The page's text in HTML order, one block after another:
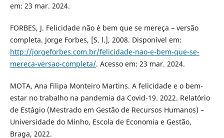
em: 23 mar. 2024.
FORBES, J. Felicidade não é bem que se mereça – versão
completa. Jorge Forbes, [S. l.], 2008. Disponível em:
http://jorgeforbes.com.br/felicidade-nao-e-bem-que-se-
mereca-versao-completa/. Acesso em: 23 mar. 2024.
MOTA, Ana Filipa Monteiro Martins. A felicidade e o bem-
estar no trabalho na pandemia da Covid-19. 2022. Relatório
de Estágio (Mestrado em Gestão de Recursos Humanos) –
Universidade do Minho, Escola de Economia e Gestão,
Braga, 2022.